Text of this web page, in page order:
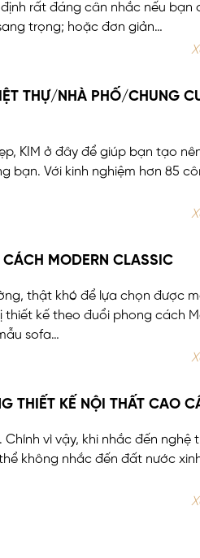
rất đáng cân nhắc nếu bạn
trọng; hoặc đơn giản…
THỰ/NHÀ PHỐ/CHUNG
KIM ở đây để giúp bạn tạo
bạn. Với kinh nghiệm hơn 85
MODERN CLASSIC
thật khó để lựa chọn được
kế theo đuổi phong cách
sofa…
THIẾT KẾ NỘI THẤT CAO
vì vậy, khi nhắc đến nghệ
không nhắc đến đất nước